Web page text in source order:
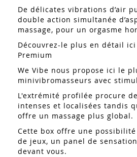
De délicates vibrations d’air
double action simultanée
massage, pour un orgasme
Découvrez-le plus en détail ici
Premium
We Vibe nous propose ici le
minivibromasseurs avec
L'extrémité profilée procure
intenses et localisées tandis
offre un massage plus global.
Cette box offre une
de jeux, un panel de
devant vous.